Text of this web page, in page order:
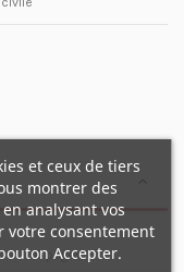
68 pages
et ceux de tiers
montrer des
analysant vos
votre consentement
Accepter.